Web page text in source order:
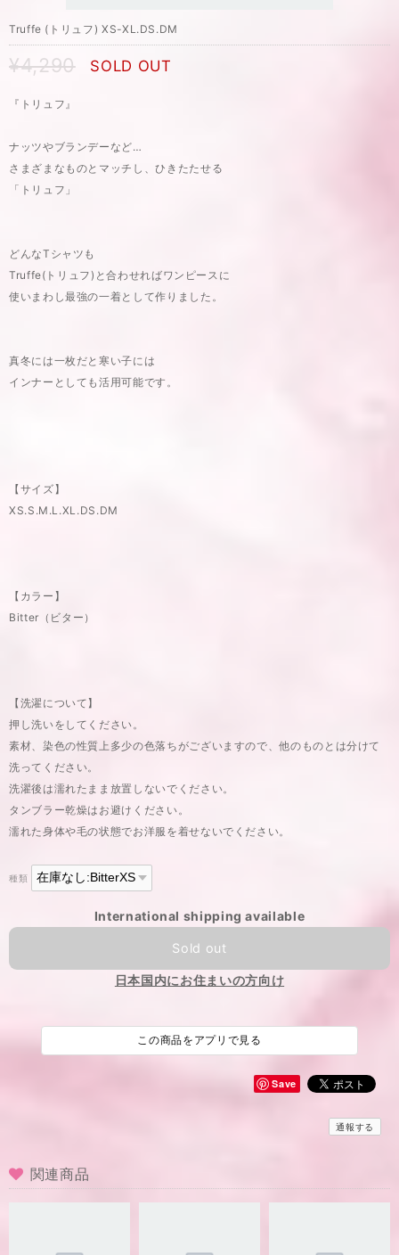
Truffe (トリュフ) XS-XL.DS.DM
¥4,290 SOLD OUT
『トリュフ』
ナッツやブランデーなど…
さまざまなものとマッチし、ひきたたせる
「トリュフ」
どんなTシャツも
Truffe(トリュフ)と合わせればワンピースに
使いまわし最強の一着として作りました。
真冬には一枚だと寒い子には
インナーとしても活用可能です。
【サイズ】
XS.S.M.L.XL.DS.DM
【カラー】
Bitter（ビター）
【洗濯について】
押し洗いをしてください。
素材、染色の性質上多少の色落ちがございますので、他のものとは分けて
洗ってください。
洗濯後は濡れたまま放置しないでください。
タンブラー乾燥はお避けください。
濡れた身体や毛の状態でお洋服を着せないでください。
種類
International shipping available
Sold out
日本国内にお住まいの方向け
この商品をアプリで見る
Save
通報する
関連商品